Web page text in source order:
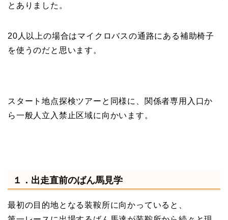
とありました。
20人以上の場合はマイクロバスの通路にある補助椅子
を使うのだと思います。
スタート地点探検ツアーと同様に、関係者専用入口か
ら一般人立入禁止区域に向かいます。
１．出走直前のばん馬見学
最初の目的地となる装鞍所に向かっていると、